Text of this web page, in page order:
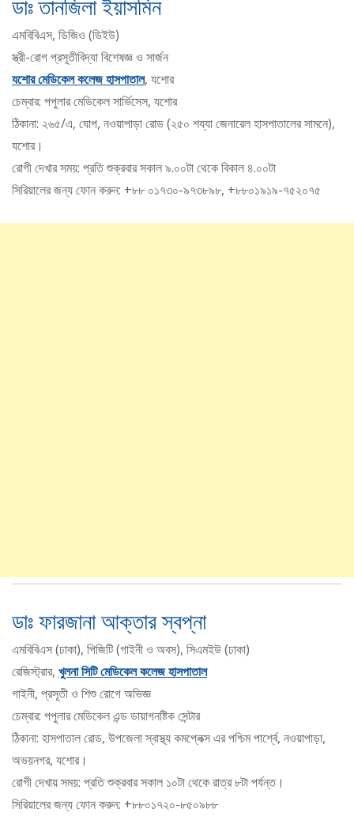
ডাঃ তানজিলা ইয়াসমিন
এমবিবিএস, ডিজিও (ডিইউ)
স্ত্রী-রোগ প্রসূতীবিদ্যা বিশেষজ্ঞ ও সার্জন
যশোর মেডিকেল কলেজ হাসপাতাল, যশোর
চেম্বার: পপুলার মেডিকেল সার্ভিসেস, যশোর
ঠিকানা: ২৬৫/এ, ঘোপ, নওয়াপাড়া রোড (২৫০ শয্যা জেনারেল হাসপাতালের সামনে),
যশোর।
রোগী দেখার সময়: প্রতি শুক্রবার সকাল ৯.০০টা থেকে বিকাল ৪.০০টা
সিরিয়ালের জন্য ফোন করুন: +৮৮ ০১৭৩০-৯৭৩৮৯৮, +৮৮০১৯১৯-৭৫২০৭৫
ডাঃ ফারজানা আক্তার স্বপ্না
এমবিবিএস (ঢাকা), পিজিটি (গাইনী ও অবস), সিএমইউ (ঢাকা)
রেজিস্ট্রার, খুলনা সিটি মেডিকেল কলেজ হাসপাতাল
গাইনী, প্রসূতী ও শিশু রোগে অভিজ্ঞ
চেম্বার: পপুলার মেডিকেল এন্ড ডায়াগনষ্টিক সেন্টার
ঠিকানা: হাসপাতাল রোড, উপজেলা স্বাস্থ্য কমপ্লেক্স এর পশ্চিম পার্শ্বে, নওয়াপাড়া,
অভয়নগর, যশোর।
রোগী দেখায় সময়: প্রতি শুক্রবার সকাল ১০টা থেকে রাত্র ৮টা পর্যন্ত।
সিরিয়ালের জন্য ফোন করুন: +৮৮০১৭২০-৮৫০৯৮৮